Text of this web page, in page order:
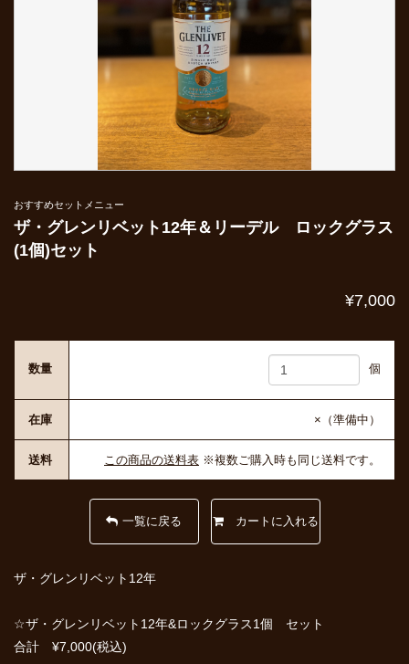
おすすめセットメニュー
ザ・グレンリベット12年＆リーデル ロックグラス
(1個)セット
¥7,000
数量 個
在庫 ×（準備中）
送料 この商品の送料表 ※複数ご購入時も同じ送料です。
一覧に戻る
ザ・グレンリベット12年
☆ザ・グレンリベット12年&ロックグラス1個 セット
合計 ¥7,000(税込)